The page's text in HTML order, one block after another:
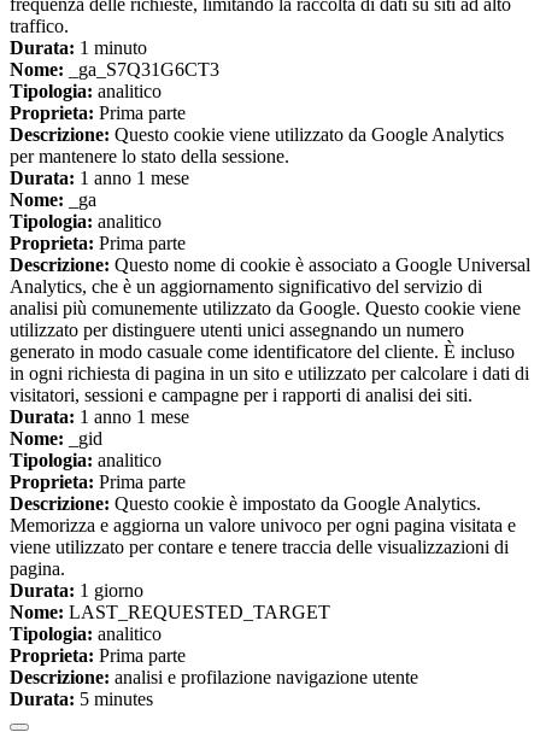
traffico.
Durata: 1 minuto
Nome: _ga_S7Q31G6CT3
Tipologia: analitico
Proprieta: Prima parte
Descrizione: Questo cookie viene utilizzato da Google Analytics
per mantenere lo stato della sessione.
Durata: 1 anno 1 mese
Nome: _ga
Tipologia: analitico
Proprieta: Prima parte
Descrizione: Questo nome di cookie è associato a Google Universal
Analytics, che è un aggiornamento significativo del servizio di
analisi più comunemente utilizzato da Google. Questo cookie viene
utilizzato per distinguere utenti unici assegnando un numero
generato in modo casuale come identificatore del cliente. È incluso
in ogni richiesta di pagina in un sito e utilizzato per calcolare i dati di
visitatori, sessioni e campagne per i rapporti di analisi dei siti.
Durata: 1 anno 1 mese
Nome: _gid
Tipologia: analitico
Proprieta: Prima parte
Descrizione: Questo cookie è impostato da Google Analytics.
Memorizza e aggiorna un valore univoco per ogni pagina visitata e
viene utilizzato per contare e tenere traccia delle visualizzazioni di
pagina.
Durata: 1 giorno
Nome: LAST_REQUESTED_TARGET
Tipologia: analitico
Proprieta: Prima parte
Descrizione: analisi e profilazione navigazione utente
Durata: 5 minutes